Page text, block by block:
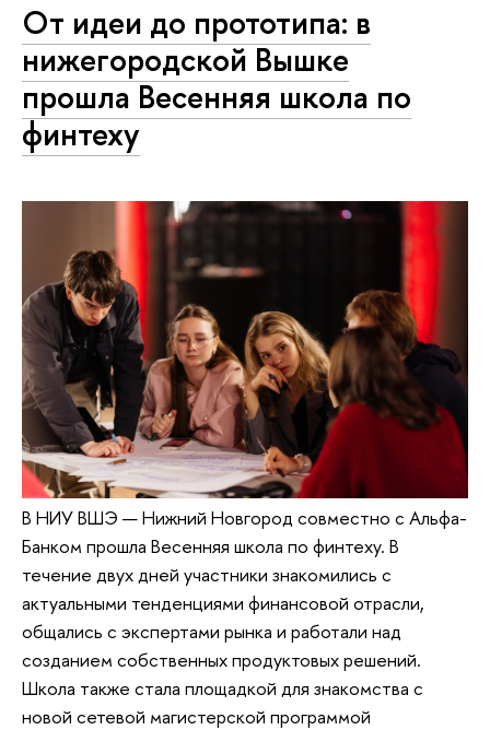
От идеи до прототипа: в
нижегородской Вышке
прошла Весенняя школа по
финтеху
В НИУ ВШЭ — Нижний Новгород совместно с Альфа-
Банком прошла Весенняя школа по финтеху. В
течение двух дней участники знакомились с
актуальными тенденциями финансовой отрасли,
общались с экспертами рынка и работали над
созданием собственных продуктовых решений.
Школа также стала площадкой для знакомства с
новой сетевой магистерской программой